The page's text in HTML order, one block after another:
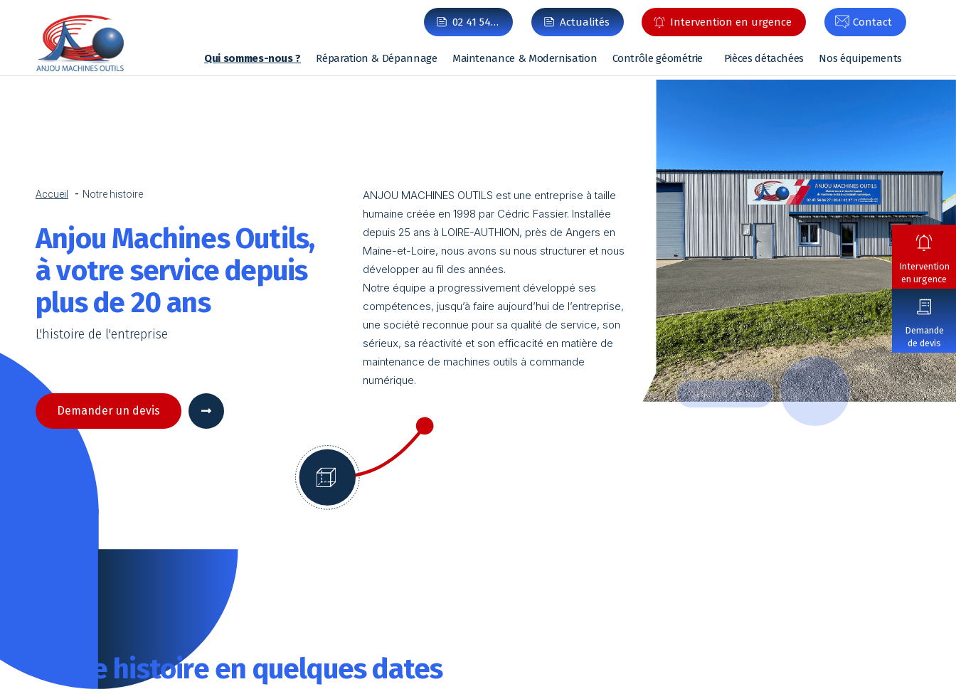
02 41 54… Actualités Intervention en urgence Contact
Qui sommes-nous ? Réparation & Dépannage Maintenance & Modernisation Contrôle géométrie Pièces détachées Nos équipements
Intervention
en urgence
Demande
de devis
Accueil Notre histoire
Anjou Machines Outils,
à votre service depuis
plus de 20 ans
L'histoire de l'entreprise
Demander un devis
ANJOU MACHINES OUTILS est une entreprise à taille
humaine créée en 1998 par Cédric Fassier. Installée
depuis 25 ans à LOIRE-AUTHION, près de Angers en
Maine-et-Loire, nous avons su nous structurer et nous
développer au fil des années.
Notre équipe a progressivement développé ses
compétences, jusqu’à faire aujourd’hui de l’entreprise,
une société reconnue pour sa qualité de service, son
sérieux, sa réactivité et son efficacité en matière de
maintenance de machines outils à commande
numérique.
Notre histoire en quelques dates
DOWN